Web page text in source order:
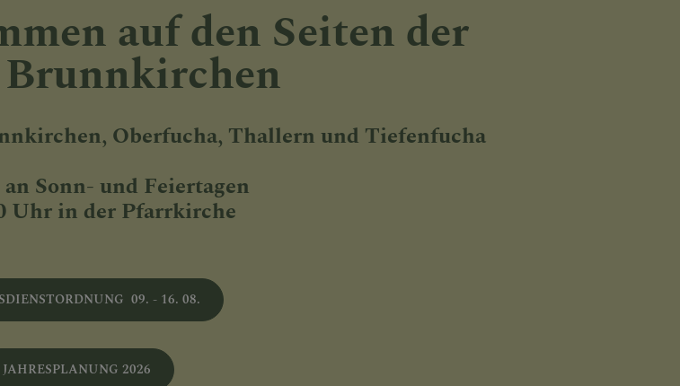
GESCHICHTE
auf den Seiten der
Oberfucha, Thallern und Tiefenfucha
Sonn- und Feiertagen
Uhr in der Pfarrkirche
09. - 16. 08.
JAHRESPLANUNG 2026